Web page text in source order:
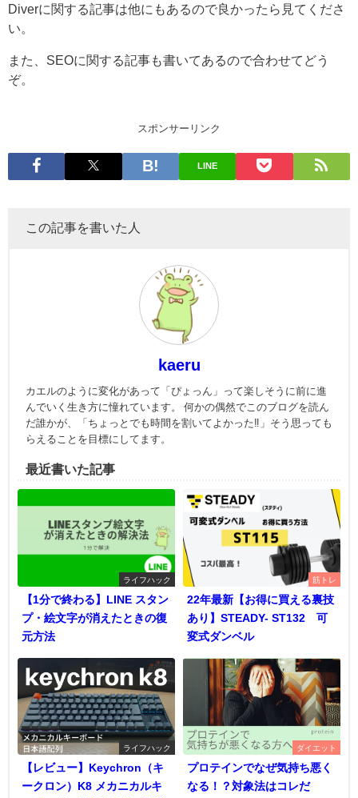
Diverに関する記事は他にもあるので良かったら見てくださ
い。
また、SEOに関する記事も書いてあるので合わせてどう
ぞ。
スポンサーリンク
LINE
この記事を書いた人
kaeru
カエルのように変化があって「ぴょっん」って楽しそうに前に進
んでいく生き方に憧れています。 何かの偶然でこのブログを読ん
だ誰かが、「ちょっとでも時間を割いてよかった‼」そう思っても
らえることを目標にしてます。
最近書いた記事
ライフハック
【1分で終わる】LINE スタン
プ・絵文字が消えたときの復
元方法
筋トレ
22年最新【お得に買える裏技
あり】STEADY- ST132 可
変式ダンベル
ライフハック
【レビュー】Keychron（キ
ークロン）K8 メカニカルキ
ダイエット
プロテインでなぜ気持ち悪く
なる！？対象法はコレだ